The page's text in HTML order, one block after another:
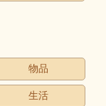
物品
生活